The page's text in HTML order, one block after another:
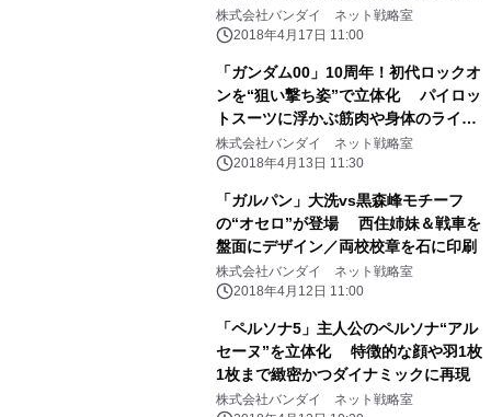
株式会社バンダイ ネット戦略室
2018年4月17日 11:00
「ガンダム00」10周年！初代ロックオ
ンを“狙い撃ち姿”で立体化 パイロッ
トスーツに浮かぶ筋肉や身体のライン
まで再現
株式会社バンダイ ネット戦略室
2018年4月13日 11:30
「ガルパン」大洗vs黒森峰モチーフ
の“オセロ”が登場 西住姉妹＆戦車を
盤面にデザイン／両校校章を石に印刷
株式会社バンダイ ネット戦略室
2018年4月12日 11:00
「ペルソナ5」主人公のペルソナ“アル
セーヌ”を立体化 特徴的な顔や羽1枚
1枚まで緻密かつダイナミックに再現
株式会社バンダイ ネット戦略室